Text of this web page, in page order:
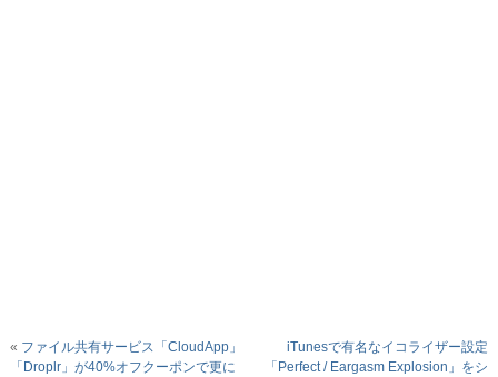
« ファイル共有サービス「CloudApp」
「Droplr」が40%オフクーポンで更に
iTunesで有名なイコライザー設定
「Perfect / Eargasm Explosion」をシ